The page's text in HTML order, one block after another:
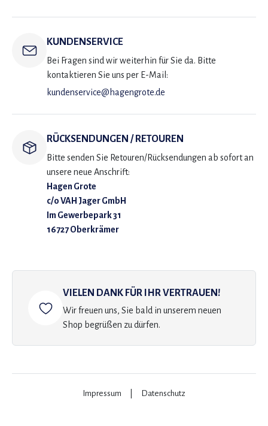
KUNDENSERVICE
Bei Fragen sind wir weiterhin für Sie da. Bitte
kontaktieren Sie uns per E-Mail:
kundenservice@hagengrote.de
RÜCKSENDUNGEN / RETOUREN
Bitte senden Sie Retouren/Rücksendungen ab sofort an
unsere neue Anschrift:
Hagen Grote
c/o VAH Jager GmbH
Im Gewerbepark 31
16727 Oberkrämer
VIELEN DANK FÜR IHR VERTRAUEN!
Wir freuen uns, Sie bald in unserem neuen
Shop begrüßen zu dürfen.
Impressum Datenschutz